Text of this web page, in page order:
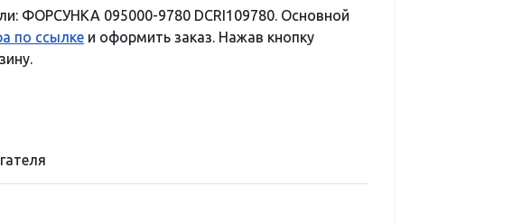
ФОРСУНКА 095000-9780 DCRI109780. Основной
по ссылке и оформить заказ. Нажав кнопку